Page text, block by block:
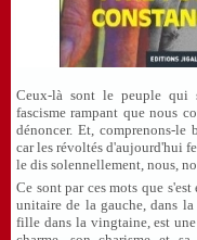
Ceux-là sont le peuple qui
fascisme rampant que nous
dénoncer. Et, comprenons-le
car les révoltés d'aujourd'hui
le dis solennellement, nous,
Ce sont par ces mots que
unitaire de la gauche, dans
fille dans la vingtaine, est